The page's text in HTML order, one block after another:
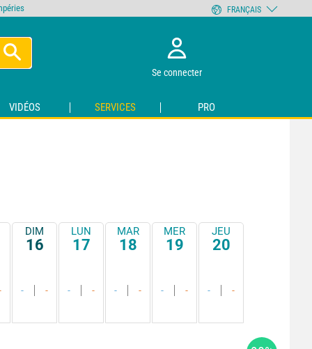
Se connecter
VIDÉOS SERVICES PRO
DIM
16
- -
LUN
17
- -
MAR
18
- -
MER
19
- -
JEU
20
- -
FRANÇAIS